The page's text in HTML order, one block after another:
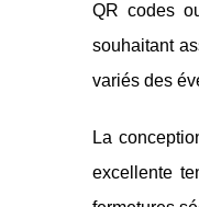
QR codes
souhaitant
variés des
La
excellente